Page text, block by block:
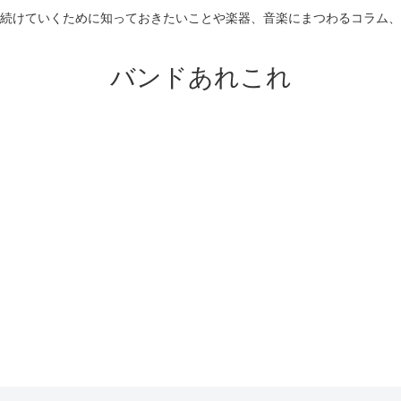
けていくために知っておきたいことや楽器、音楽にまつわるコラム
バンドあれこれ